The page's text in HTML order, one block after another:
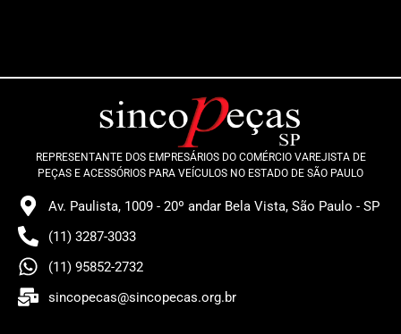
REPRESENTANTE DOS EMPRESÁRIOS DO COMÉRCIO VAREJISTA DE
PEÇAS E ACESSÓRIOS PARA VEÍCULOS NO ESTADO DE SÃO PAULO
Av. Paulista, 1009 - 20º andar Bela Vista, São Paulo - SP
(11) 3287-3033
(11) 95852-2732
sincopecas@sincopecas.org.br